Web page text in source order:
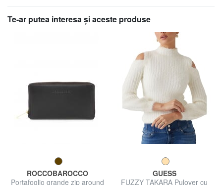
Te-ar putea interesa şi aceste produse
ROCCOBAROCCO
Portafoglio grande zip around
GUESS
FUZZY TAKARA Pulover cu